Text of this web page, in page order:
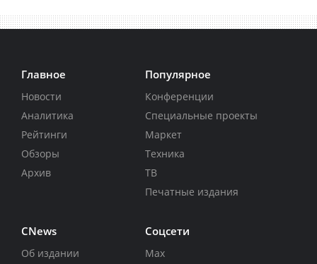
Главное
Новости
Аналитика
Рейтинги
Обзоры
Архив
Популярное
Конференции
Специальные проекты
Маркет
Техника
ТВ
Печатные издания
CNews
Об издании
Соцсети
Max